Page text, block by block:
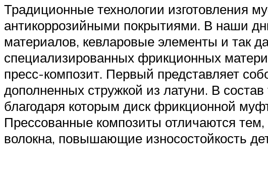
Традиционные технологии изготовления
антикоррозийными покрытиями. В наши
материалов, кевларовые элементы и так
специализированных фрикционных
пресс-композит. Первый представляет
дополненных стружкой из латуни. В
благодаря которым диск фрикционной
Прессованные композиты отличаются
волокна, повышающие износостойкость